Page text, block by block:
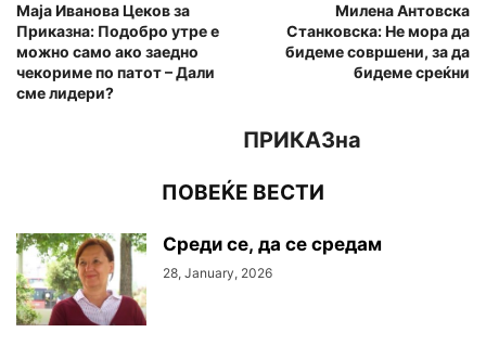
Маја Иванова Цеков за
Приказна: Подобро утре е
можно само ако заедно
чекориме по патот – Дали
сме лидери?
Милена Антовска
Станковска: Не мора да
бидеме совршени, за да
бидеме среќни
ПРИКАЗна
ПОВЕЌЕ ВЕСТИ
Среди се, да се средам
28, January, 2026